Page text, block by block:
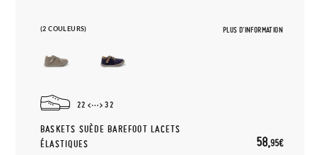
(2 COULEURS) PLUS D'INFORMATION
22 32
BASKETS SUÈDE BAREFOOT LACETS
ÉLASTIQUES
58,95€